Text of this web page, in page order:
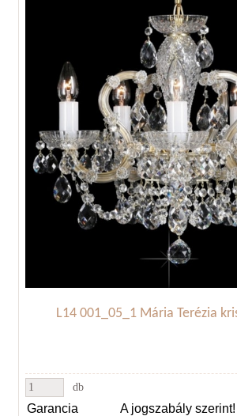
L14 001_05_1 Mária Terézia
db
Garancia A jogszabály szerint!